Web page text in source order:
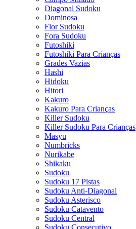
Diagonal Sudoku
Dominosa
Flor Sudoku
Fora Sudoku
Futoshiki
Futoshiki Para Crianças
Grades Vazias
Hashi
Hidoku
Hitori
Kakuro
Kakuro Para Crianças
Killer Sudoku
Killer Sudoku Para Crianças
Masyu
Numbricks
Nurikabe
Shikaku
Sudoku
Sudoku 17 Pistas
Sudoku Anti-Diagonal
Sudoku Asterisco
Sudoku Catavento
Sudoku Central
Sudoku Consecutivo